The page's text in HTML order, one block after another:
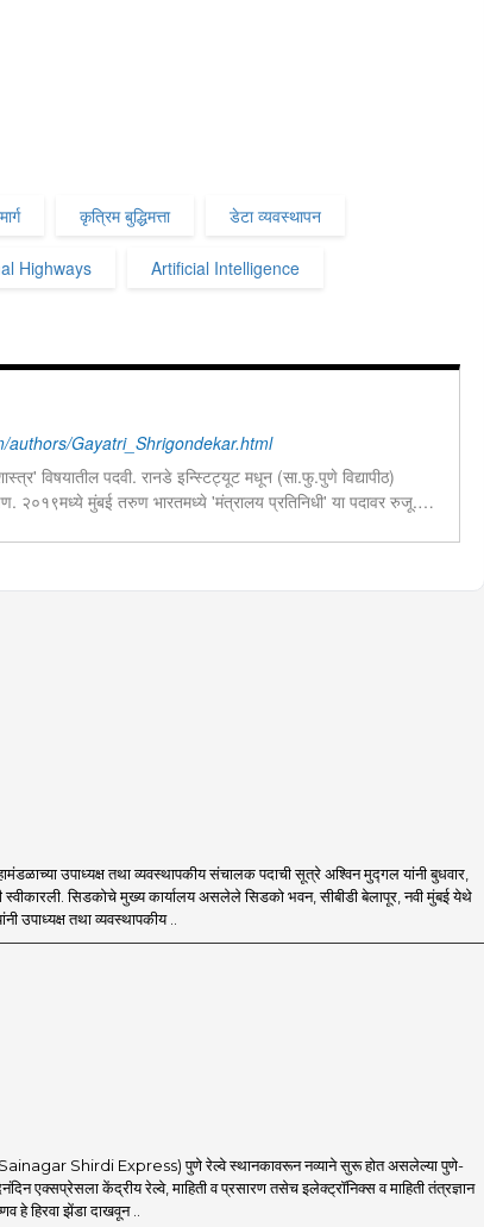
कृत्रिम बुद्धिमत्ता डेटा व्यवस्थापन
Highways Artificial Intelligence
authors/Gayatri_Shrigondekar.html
विषयातील पदवी. रानडे इन्स्टिट्यूट मधून (सा.फु.पुणे विद्यापीठ)
२०१९मध्ये मुंबई तरुण भारतमध्ये 'मंत्रालय प्रतिनिधी' या पदावर रुजू.
उपाध्यक्ष तथा व्यवस्थापकीय संचालक पदाची सूत्रे अश्विन मुद्गल यांनी बुधवार,
स्वीकारली. सिडकोचे मुख्य कार्यालय असलेले सिडको भवन, सीबीडी बेलापूर, नवी मुंबई येथे
उपाध्यक्ष तथा व्यवस्थापकीय ..
Shirdi Express) पुणे रेल्वे स्थानकावरून नव्याने सुरू होत असलेल्या पुणे-
एक्सप्रेसला केंद्रीय रेल्वे, माहिती व प्रसारण तसेच इलेक्ट्रॉनिक्स व माहिती तंत्रज्ञान
हे हिरवा झेंडा दाखवून ..